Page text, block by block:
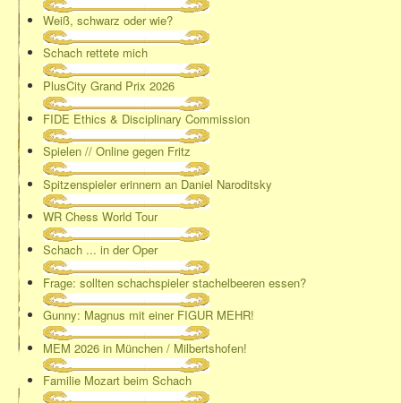
Weiß, schwarz oder wie?
Schach rettete mich
PlusCity Grand Prix 2026
FIDE Ethics & Disciplinary Commission
Spielen // Online gegen Fritz
Spitzenspieler erinnern an Daniel Naroditsky
WR Chess World Tour
Schach ... in der Oper
Frage: sollten schachspieler stachelbeeren essen?
Gunny: Magnus mit einer FIGUR MEHR!
MEM 2026 in München / Milbertshofen!
Familie Mozart beim Schach